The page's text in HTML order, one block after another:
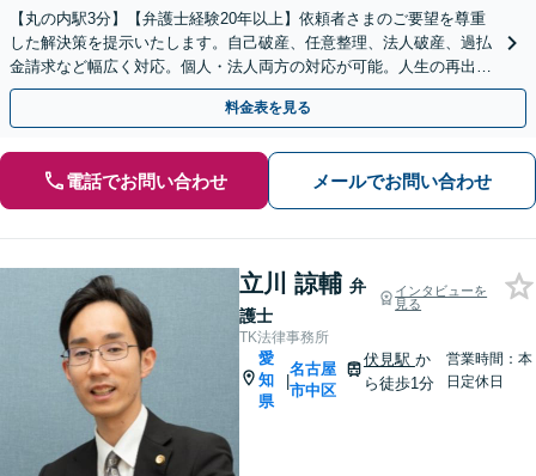
【丸の内駅3分】【弁護士経験20年以上】依頼者さまのご要望を尊重
した解決策を提示いたします。自己破産、任意整理、法人破産、過払
金請求など幅広く対応。個人・法人両方の対応が可能。人生の再出発
を全力サポート【初回面談無料】【完全個室で秘密厳守】
料金表を見る
電話でお問い合わせ メールでお問い合わせ
立川 諒輔 弁
護士
インタビューを
見る
TK法律事務所
愛
知
県
|
名古屋
市中区
伏見駅 か
ら徒歩1分
営業時間：本
日定休日